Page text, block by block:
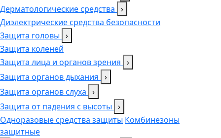
Дерматологические средства ›
Диэлектрические средства безопасности
Защита головы ›
Защита коленей
Защита лица и органов зрения ›
Защита органов дыхания ›
Защита органов слуха ›
Защита от падения с высоты ›
Одноразовые средства защиты Комбинезоны
защитные